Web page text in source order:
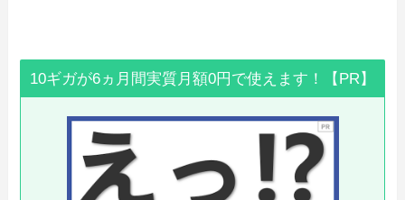
10ギガが6ヵ月間実質月額0円で使えます！【PR】